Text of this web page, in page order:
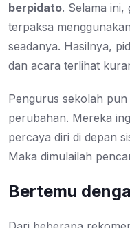
berpidato. Selama
terpaksa
seadanya. Hasilnya,
dan acara terlihat
Pengurus sekolah
perubahan. Mereka
percaya diri di depan
Maka dimulailah
Bertemu